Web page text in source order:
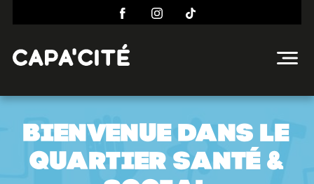
Bienvenue dans le
quartier santé &